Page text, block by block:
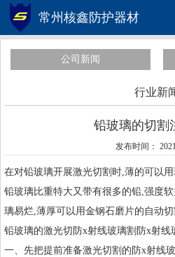
常州核鑫防护器材
公司新闻
行业新
铅玻璃的切割
发布时间：
在对铅玻璃开展激光切割时,薄的可以
铅玻璃比重特大又带有很多的铅,强度
璃易烂,薄厚可以用金钢石磨片的自动
铅玻璃的激光切防x射线玻璃割防x射
一、先把提前准备激光切割的防x射线